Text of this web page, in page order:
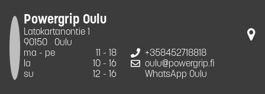
Powergrip Oulu
Latokartanontie 1
90150
Oulu
ma - pe
11 - 18
la
10 - 16
su
12 - 16
+358452718818
oulu@powergrip.fi
WhatsApp Oulu